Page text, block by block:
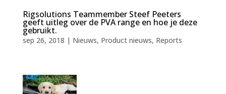
Rigsolutions Teammember Steef Peeters
geeft uitleg over de PVA range en hoe je deze
gebruikt.
sep 26, 2018 | Nieuws, Product nieuws, Reports